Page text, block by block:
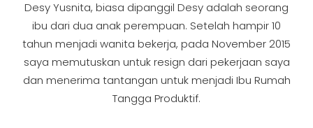
Desy Yusnita, biasa dipanggil Desy adalah seorang
ibu dari dua anak perempuan. Setelah hampir 10
tahun menjadi wanita bekerja, pada November 2015
saya memutuskan untuk resign dari pekerjaan saya
dan menerima tantangan untuk menjadi Ibu Rumah
Tangga Produktif.